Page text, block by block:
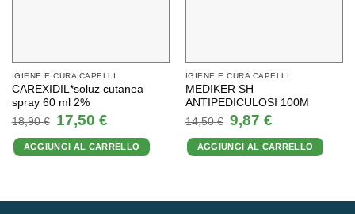
IGIENE E CURA CAPELLI
CAREXIDIL*soluz cutanea
spray 60 ml 2%
18,90€
Il
prezzo
originale
era:
18,90 €.
17,50 €Il
prezzo
attuale
è:
17,50 €.
AGGIUNGI AL CARRELLO
IGIENE E CURA CAPELLI
MEDIKER SH
ANTIPEDICULOSI 100M
14,50€ Il
prezzo
originale
era:
14,50 €.
9,87 €Il
prezzo
attuale
è:
9,87 €.
AGGIUNGI AL CARRELLO